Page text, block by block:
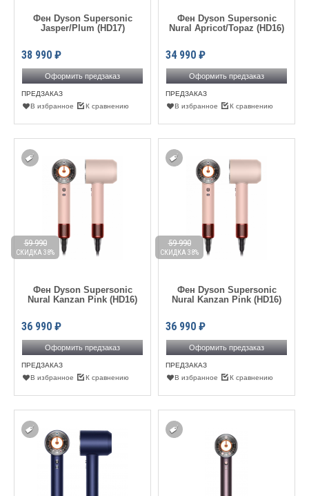
Фен Dyson Supersonic
Jasper/Plum (HD17)
38 990 ₽
Оформить предзаказ
ПРЕДЗАКАЗ
В избранное
К сравнению
Фен Dyson Supersonic
Nural Apricot/Topaz (HD16)
34 990 ₽
Оформить предзаказ
ПРЕДЗАКАЗ
В избранное
К сравнению
Фен Dyson Supersonic
Nural Kanzan Pink (HD16)
36 990 ₽
59 990
СКИДКА 38%
Оформить предзаказ
ПРЕДЗАКАЗ
В избранное
К сравнению
Фен Dyson Supersonic
Nural Kanzan Pink (HD16)
36 990 ₽
59 990
СКИДКА 38%
Оформить предзаказ
ПРЕДЗАКАЗ
В избранное
К сравнению